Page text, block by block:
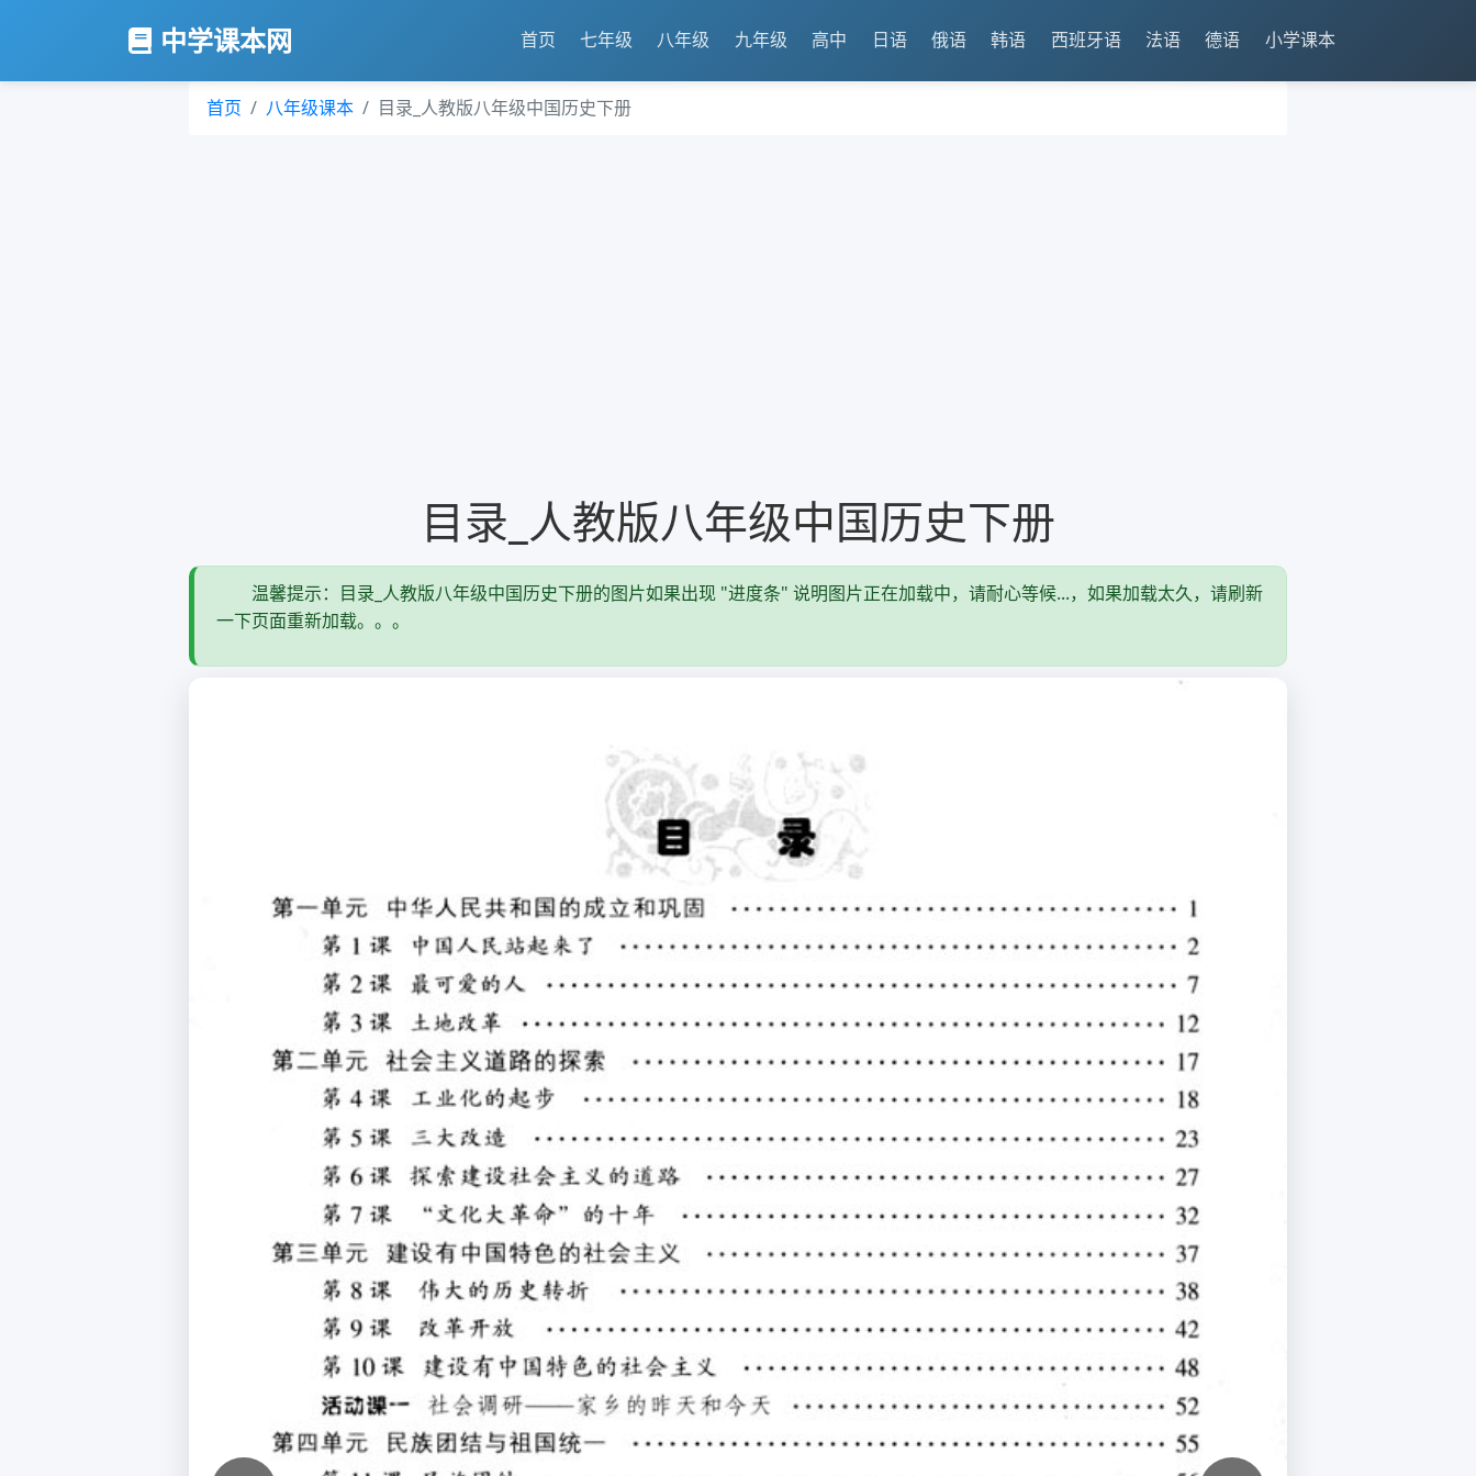
中学课本网 首页 七年级 八年级 九年级 高中 日语 俄语 韩语 西班牙语 法语 德语 小学课本
首页 八年级课本 目录_人教版八年级中国历史下册
目录_人教版八年级中国历史下册
温馨提示：目录_人教版八年级中国历史下册的图片如果出现 "进度条" 说明图片正在加载中，请耐心等候...，如果加载太久，请刷新
一下页面重新加载。。。